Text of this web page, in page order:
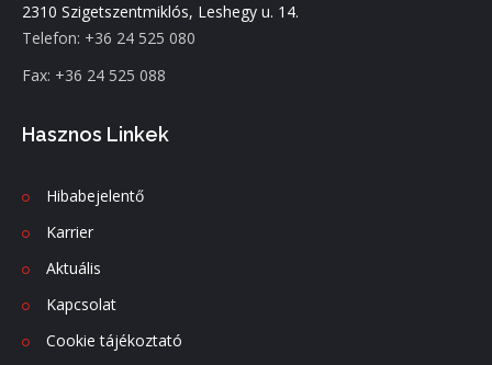
2310 Szigetszentmiklós, Leshegy u. 14.
Telefon: +36 24 525 080
Fax: +36 24 525 088
Hasznos Linkek
Hibabejelentő
Karrier
Aktuális
Kapcsolat
Cookie tájékoztató